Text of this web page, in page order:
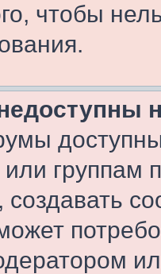
чтобы
группам
создавать